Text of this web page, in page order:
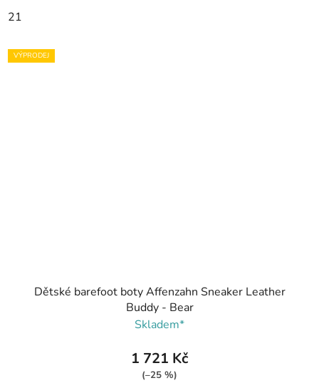
21
VÝPRODEJ
Dětské barefoot boty Affenzahn Sneaker Leather
Buddy - Bear
Skladem*
1 721 Kč
(–25 %)